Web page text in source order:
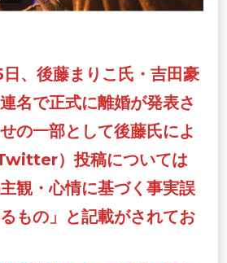
、後藤まりこ氏・吉田豪
名で正式に離婚が発表さ
の一部として後藤氏によ
）投稿については
主観・心情に基づく事実誤
もの」と記載がされてお